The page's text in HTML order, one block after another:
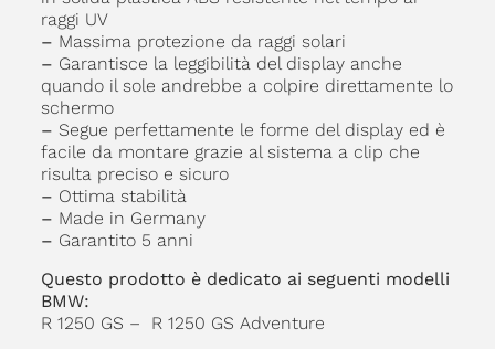
raggi UV
– Massima protezione da raggi solari
– Garantisce la leggibilità del display anche
quando il sole andrebbe a colpire direttamente lo
schermo
– Segue perfettamente le forme del display ed è
facile da montare grazie al sistema a clip che
risulta preciso e sicuro
– Ottima stabilità
– Made in Germany
– Garantito 5 anni
Questo prodotto è dedicato ai seguenti modelli
BMW:
R 1250 GS – R 1250 GS Adventure